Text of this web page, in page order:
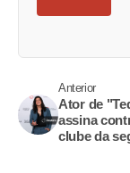
Anterior
Ator de
assina
clube da